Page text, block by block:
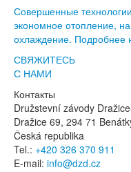
Совершенные
экономное отопление,
охлаждение. Подробнее
СВЯЖИТЕСЬ
С НАМИ
Контакты
Družstevní závody
Dražice 69, 294 71
Česká republika
Tel.: +420 326 370 911
E-mail: info@dzd.cz